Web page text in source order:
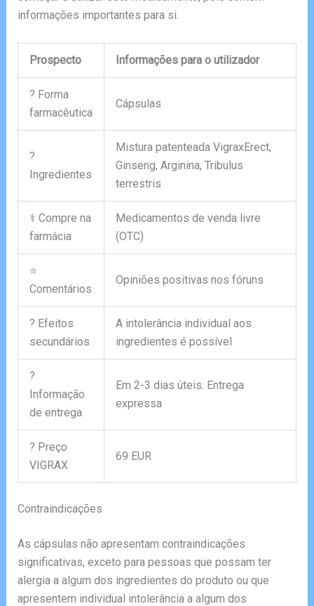
informações importantes para si.
Prospecto Informações para o utilizador
? Forma
farmacêutica
Cápsulas
?
Ingredientes
Mistura patenteada VigraxErect,
Ginseng, Arginina, Tribulus
terrestris
⚕️ Compre na
farmácia
Medicamentos de venda livre
(OTC)
⭐
Comentários
Opiniões positivas nos fóruns
? Efeitos
secundários
A intolerância individual aos
ingredientes é possível
?
Informação
de entrega
Em 2-3 dias úteis. Entrega
expressa
? Preço
VIGRAX
69 EUR
Contraindicações
As cápsulas não apresentam contraindicações
significativas, exceto para pessoas que possam ter
alergia a algum dos ingredientes do produto ou que
apresentem individual intolerância a algum dos